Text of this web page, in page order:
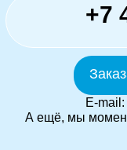
+7
E-mail:
А ещё, мы